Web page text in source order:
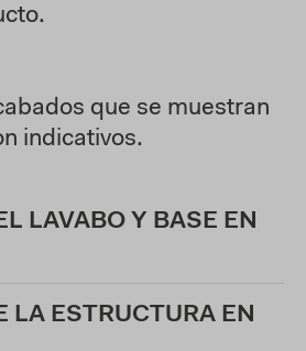
que se muestran
indicativos.
LAVABO Y BASE EN
LA ESTRUCTURA EN